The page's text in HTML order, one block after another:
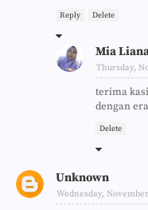
Reply Delete
Mia
Thursday,
terima
dengan
Delete
Unknown
Wednesday,